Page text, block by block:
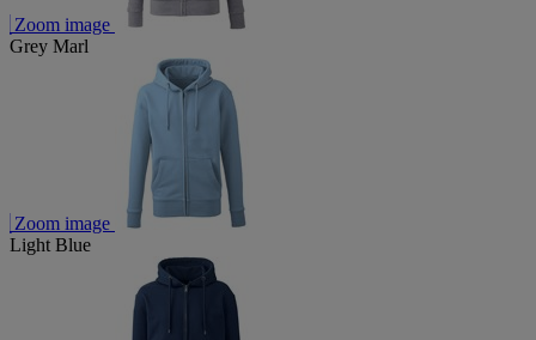
Zoom image
Grey Marl
Zoom image
Light Blue